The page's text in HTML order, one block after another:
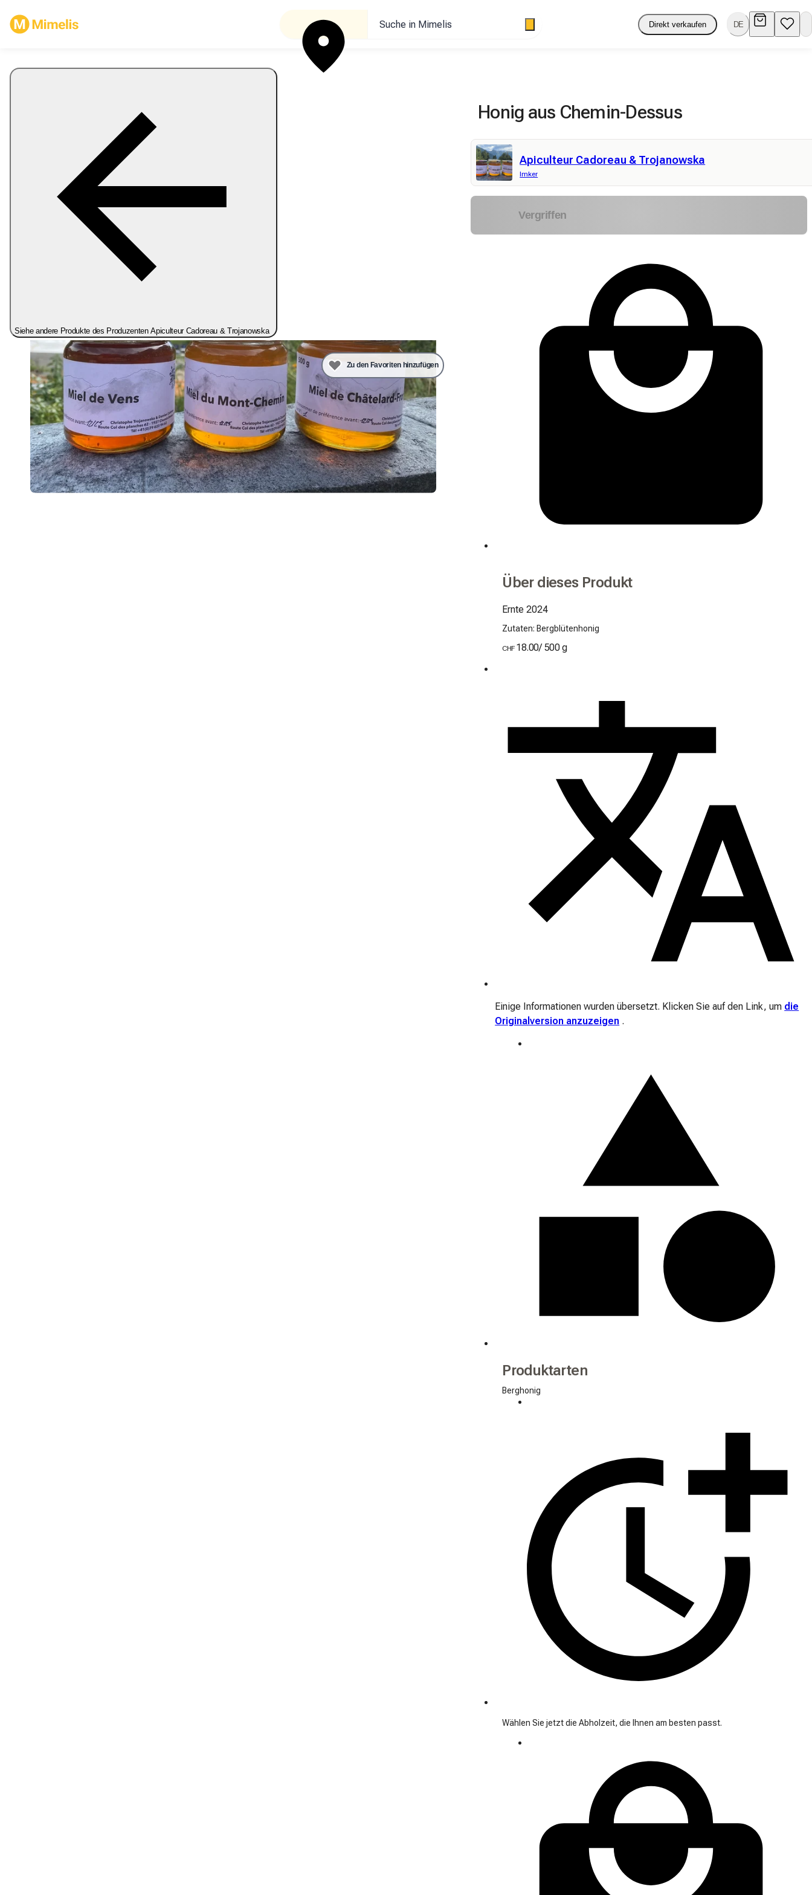
Suche in Mimelis Direkt verkaufen DE
Siehe andere Produkte des Produzenten Apiculteur Cadoreau & Trojanowska
Zu den Favoriten hinzufügen
Honig aus Chemin-Dessus
Apiculteur Cadoreau & Trojanowska
Imker
Vergriffen
Über dieses Produkt
Ernte 2024
Zutaten: Bergblütenhonig
CHF 18.00/ 500 g
Einige Informationen wurden übersetzt. Klicken Sie auf den Link, um die
Originalversion anzuzeigen .
Produktarten
Berghonig
Wählen Sie jetzt die Abholzeit, die Ihnen am besten passt.